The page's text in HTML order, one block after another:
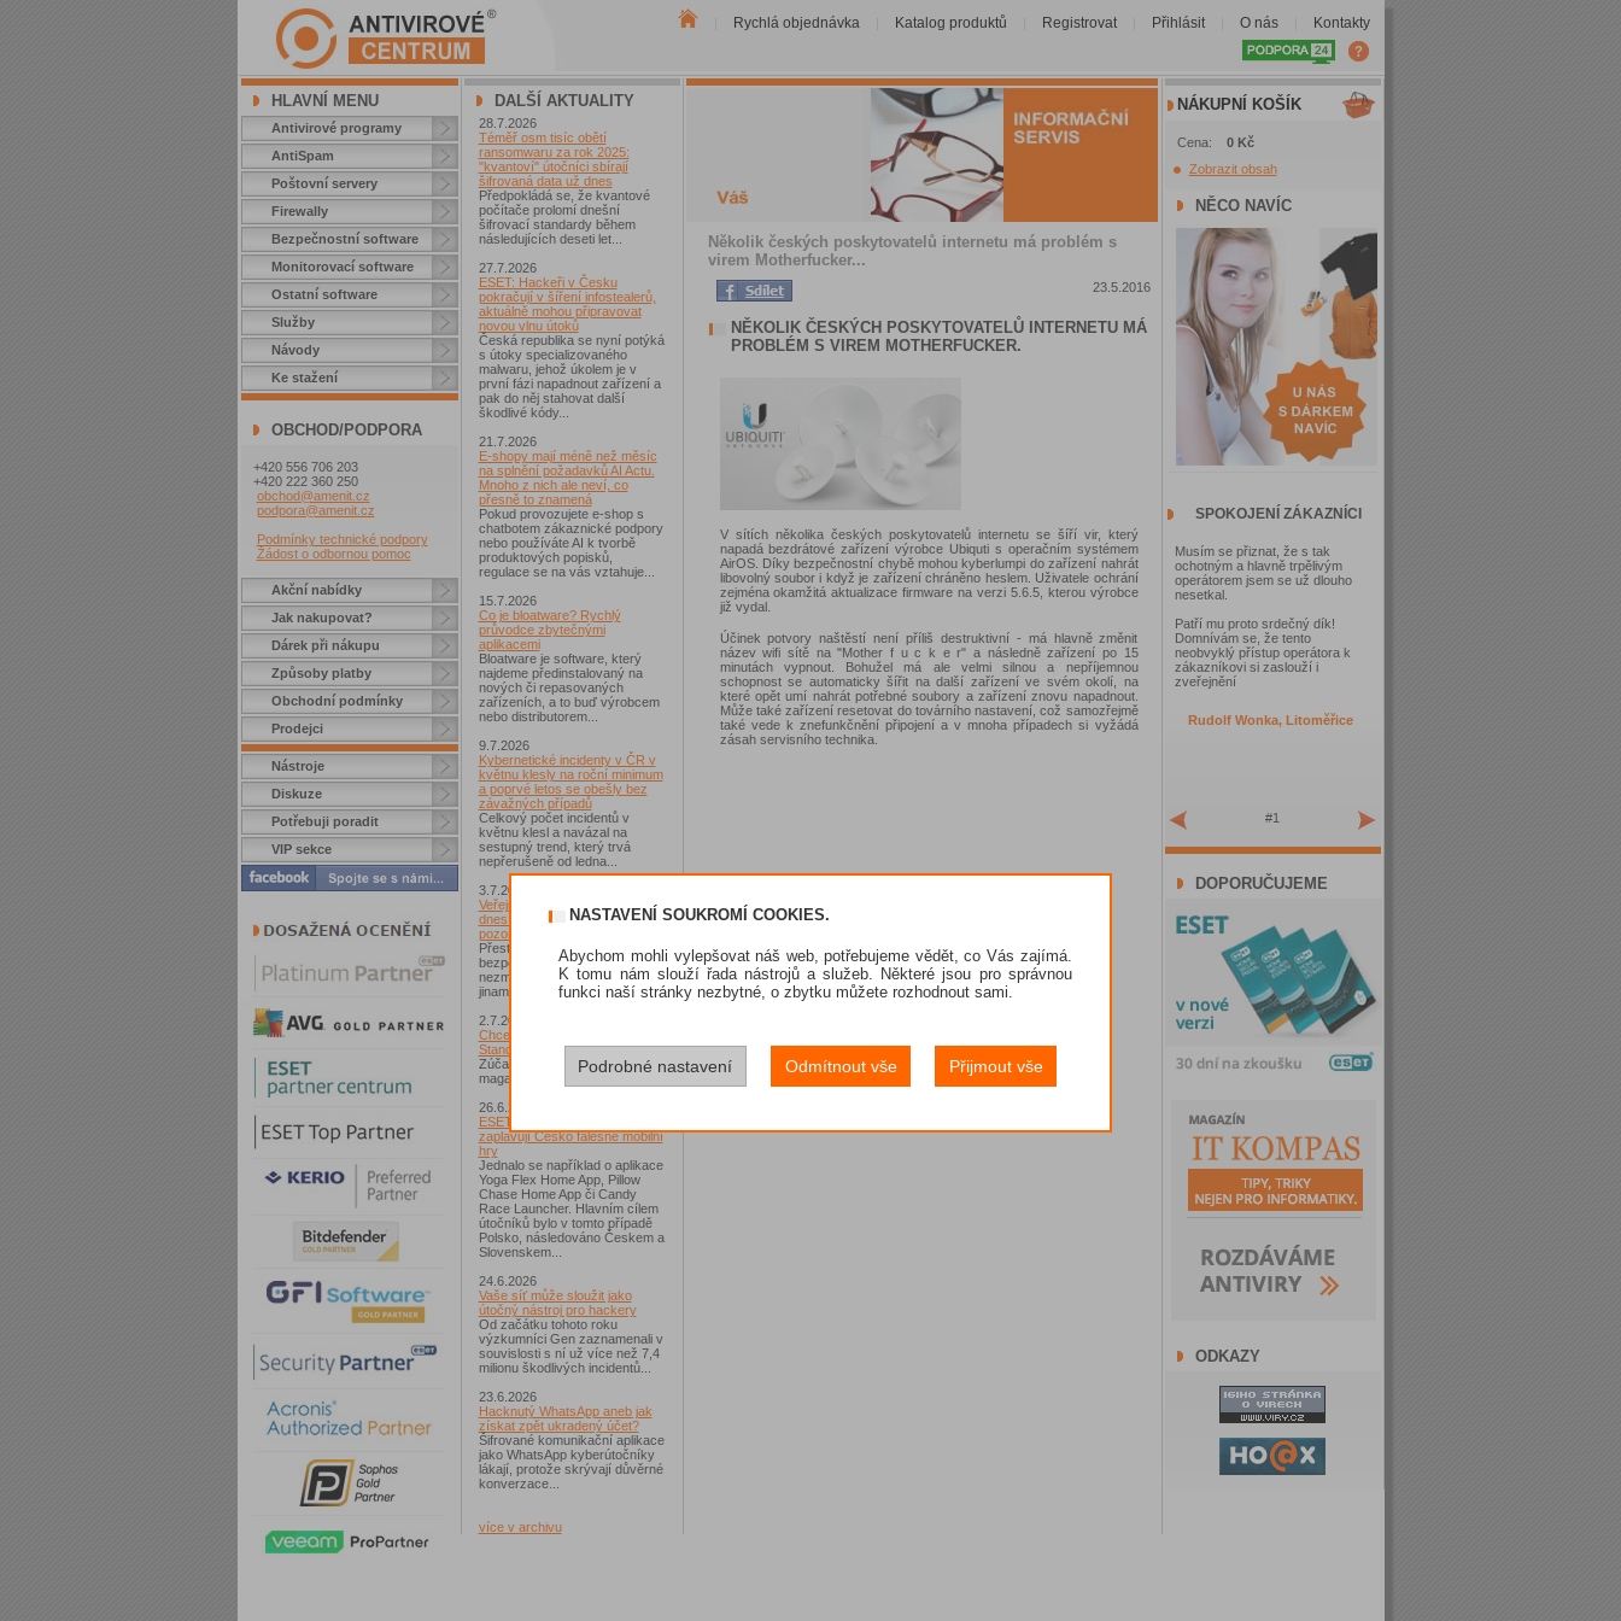
Rychlá objednávka Katalog produktů Registrovat Přihlásit O nás Kontakty
HLAVNÍ MENU
Antivirové programy
AntiSpam
Poštovní servery
Firewally
Bezpečnostní software
Monitorovací software
Ostatní software
Služby
Návody
Ke stažení
OBCHOD/PODPORA
+420 556 706 203
+420 222 360 250
obchod@amenit.cz
podpora@amenit.cz
Podmínky technické podpory
Žádost o odbornou pomoc
Akční nabídky
Jak nakupovat?
Dárek při nákupu
Způsoby platby
Obchodní podmínky
Prodejci
Nástroje
Diskuze
Potřebuji poradit
VIP sekce
DALŠÍ AKTUALITY
28.7.2026
Téměř osm tisíc obětí
ransomwaru za rok 2025:
"kvantoví" útočníci sbírají
šifrovaná data už dnes
Předpokládá se, že kvantové
počítače prolomí dnešní
šifrovací standardy během
následujících deseti let...
27.7.2026
ESET: Hackeři v Česku
pokračují v šíření infostealerů,
aktuálně mohou připravovat
novou vlnu útoků
Česká republika se nyní potýká
s útoky specializovaného
malwaru, jehož úkolem je v
první fázi napadnout zařízení a
pak do něj stahovat další
škodlivé kódy...
21.7.2026
E-shopy mají méně než měsíc
na splnění požadavků AI Actu.
Mnoho z nich ale neví, co
přesně to znamená
Pokud provozujete e-shop s
chatbotem zákaznické podpory
nebo používáte AI k tvorbě
produktových popisků,
regulace se na vás vztahuje...
15.7.2026
Co je bloatware? Rychlý
průvodce zbytečnými
aplikacemi
Bloatware je software, který
najdeme předinstalovaný na
nových či repasovaných
zařízeních, a to buď výrobcem
nebo distributorem...
9.7.2026
Kybernetické incidenty v ČR v
květnu klesly na roční minimum
a poprvé letos se obešly bez
závažných případů
Celkový počet incidentů v
květnu klesl a navázal na
sestupný trend, který trvá
nepřerušeně od ledna...
3.7.2026
Veřejná Wi-Fi na dovolené už
dnes není zásadním rizikem,
pozor si dávejte na něco jiného
Přestože jsou veřejné Wi-Fi sítě
bezpečnější než dříve, riziko
nezmizelo. Jen se přesunulo
jinam...
2.7.2026
Chcete získat Norton 360
Standard?
Zúčastněte se soutěže s
magazínem IT Kompas...
26.6.2026
ESET: S příchodem léta
zaplavují Česko falešné mobilní
hry
Jednalo se například o aplikace
Yoga Flex Home App, Pillow
Chase Home App či Candy
Race Launcher. Hlavním cílem
útočníků bylo v tomto případě
Polsko, následováno Českem a
Slovenskem...
24.6.2026
Vaše síť může sloužit jako
útočný nástroj pro hackery
Od začátku tohoto roku
výzkumníci Gen zaznamenali v
souvislosti s ní už více než 7,4
milionu škodlivých incidentů...
23.6.2026
Hacknutý WhatsApp aneb jak
získat zpět ukradený účet?
Šifrované komunikační aplikace
jako WhatsApp kyberútočníky
lákají, protože skrývají důvěrné
konverzace...
více v archivu
Několik českých poskytovatelů internetu má problém s
virem Motherfucker...
23.5.2016
NĚKOLIK ČESKÝCH POSKYTOVATELŮ INTERNETU MÁ
PROBLÉM S VIREM MOTHERFUCKER.
V sítích několika českých poskytovatelů internetu se šíří vir, který
napadá bezdrátové zařízení výrobce Ubiquti s operačním systémem
AirOS. Díky bezpečnostní chybě mohou kyberlumpi do zařízení nahrát
libovolný soubor i když je zařízení chráněno heslem. Uživatele ochrání
zejména okamžitá aktualizace firmware na verzi 5.6.5, kterou výrobce
již vydal.
Účinek potvory naštěstí není příliš destruktivní - má hlavně změnit
název wifi sítě na "Mother f u c k e r" a následně zařízení po 15
minutách vypnout. Bohužel má ale velmi silnou a nepříjemnou
schopnost se automaticky šířit na další zařízení ve svém okolí, na
které opět umí nahrát potřebné soubory a zařízení znovu napadnout.
Může také zařízení resetovat do továrního nastavení, což samozřejmě
také vede k znefunkčnění připojení a v mnoha případech si vyžádá
zásah servisního technika.
NÁKUPNÍ KOŠÍK
Cena: 0 Kč
Zobrazit obsah
NĚCO NAVÍC
SPOKOJENÍ ZÁKAZNÍCI
Musím se přiznat, že s tak
ochotným a hlavně trpělivým
operátorem jsem se už dlouho
nesetkal.
Patří mu proto srdečný dík!
Domnívám se, že tento
neobvyklý přístup operátora k
zákazníkovi si zaslouží i
zveřejnění
Rudolf Wonka, Litoměřice
#1
DOPORUČUJEME
ODKAZY
NASTAVENÍ SOUKROMÍ COOKIES.
Abychom mohli vylepšovat náš web, potřebujeme vědět, co Vás zajímá.
K tomu nám slouží řada nástrojů a služeb. Některé jsou pro správnou
funkci naší stránky nezbytné, o zbytku můžete rozhodnout sami.
Podrobné nastavení Odmítnout vše Přijmout vše